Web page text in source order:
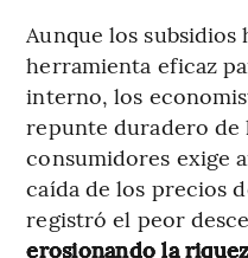
Aunque los
herramienta eficaz
interno, los
repunte duradero de
consumidores exige
caída de los precios
registró el peor
erosionando la